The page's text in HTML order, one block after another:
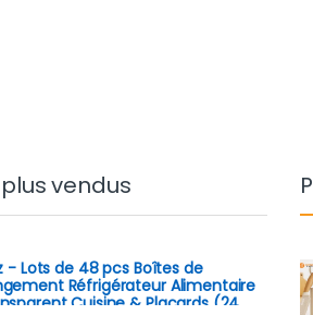
vendus
- Lots de 48 pcs Boîtes de
Réfrigérateur Alimentaire
Cuisine & Placards (24